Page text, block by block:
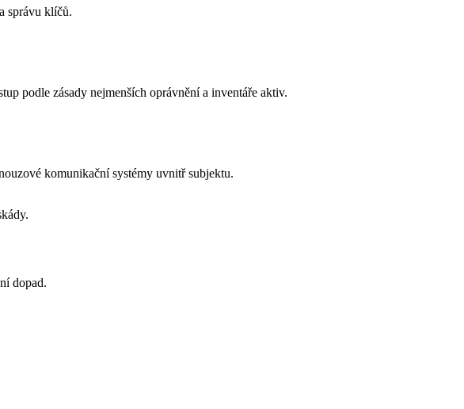
správu klíčů.
podle zásady nejmenších oprávnění a inventáře aktiv.
komunikační systémy uvnitř subjektu.
dopad.